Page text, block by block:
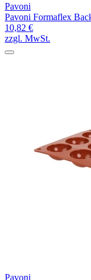
Pavoni
Pavoni Formaflex
10,82 €
zzgl. MwSt.
Pavoni